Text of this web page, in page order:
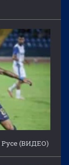
Русе (ВИДЕО)